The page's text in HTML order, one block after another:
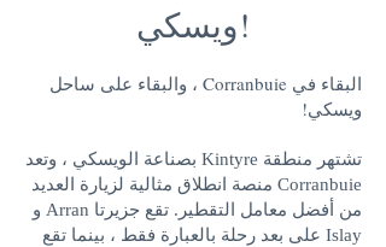
ويسكي!
البقاء في Corranbuie ، والبقاء على ساحل
ويسكي!
تشتهر منطقة Kintyre بصناعة الويسكي ، وتعد
Corranbuie منصة انطلاق مثالية لزيارة العديد
من أفضل معامل التقطير. تقع جزيرتا Arran و
Islay على بعد رحلة بالعبارة فقط ، بينما تقع